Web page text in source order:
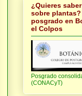
¿Quieres
sobre
posgrado en
el Colpos
Posgrado
(CONACyT)